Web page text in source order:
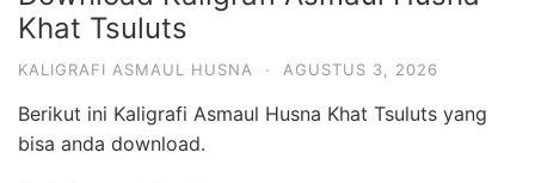
Khat Tsuluts
KALIGRAFI ASMAUL HUSNA · AGUSTUS 3, 2026
Berikut ini Kaligrafi Asmaul Husna Khat Tsuluts yang
bisa anda download.